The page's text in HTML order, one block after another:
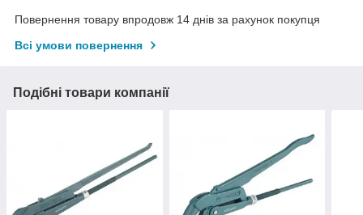
Повернення товару впродовж 14 днів за рахунок покупця
Всі умови повернення
Подібні товари компанії